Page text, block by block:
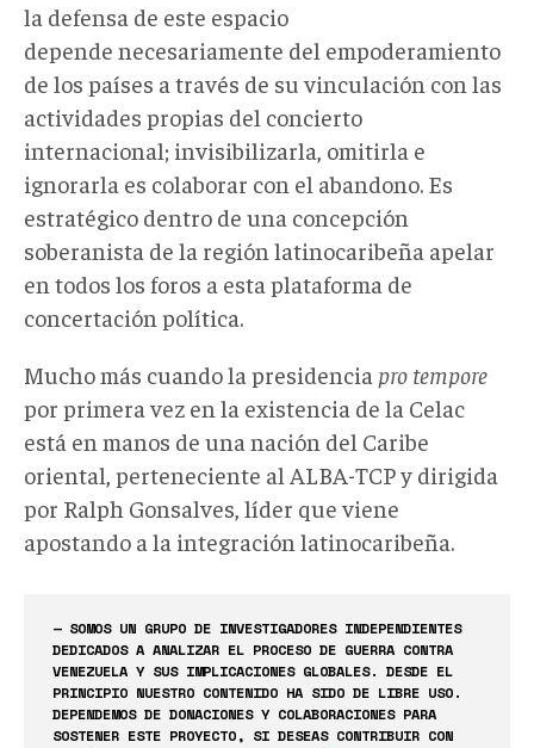
la defensa de este espacio
depende necesariamente del empoderamiento
de los países a través de su vinculación con las
actividades propias del concierto
internacional; invisibilizarla, omitirla e
ignorarla es colaborar con el abandono. Es
estratégico dentro de una concepción
soberanista de la región latinocaribeña apelar
en todos los foros a esta plataforma de
concertación política.
Mucho más cuando la presidencia pro tempore
por primera vez en la existencia de la Celac
está en manos de una nación del Caribe
oriental, perteneciente al ALBA-TCP y dirigida
por Ralph Gonsalves, líder que viene
apostando a la integración latinocaribeña.
— SOMOS UN GRUPO DE INVESTIGADORES INDEPENDIENTES
DEDICADOS A ANALIZAR EL PROCESO DE GUERRA CONTRA
VENEZUELA Y SUS IMPLICACIONES GLOBALES. DESDE EL
PRINCIPIO NUESTRO CONTENIDO HA SIDO DE LIBRE USO.
DEPENDEMOS DE DONACIONES Y COLABORACIONES PARA
SOSTENER ESTE PROYECTO, SI DESEAS CONTRIBUIR CON